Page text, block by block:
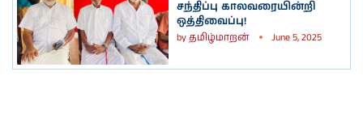
சந்திப்பு காலவரையின்றி
ஒத்திவைப்பு!
byதமிழ்மாறன் June 5, 2025